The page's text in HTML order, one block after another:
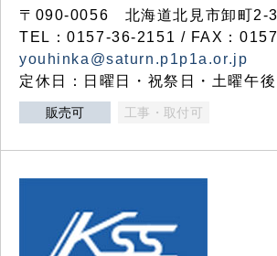
〒090-0056 北海道北見市卸町2-
TEL：0157-36-2151 / FAX：
youhinka@saturn.p1p1a.or.jp
定休日：日曜日・祝祭日・土曜午後
販売可 工事・取付可